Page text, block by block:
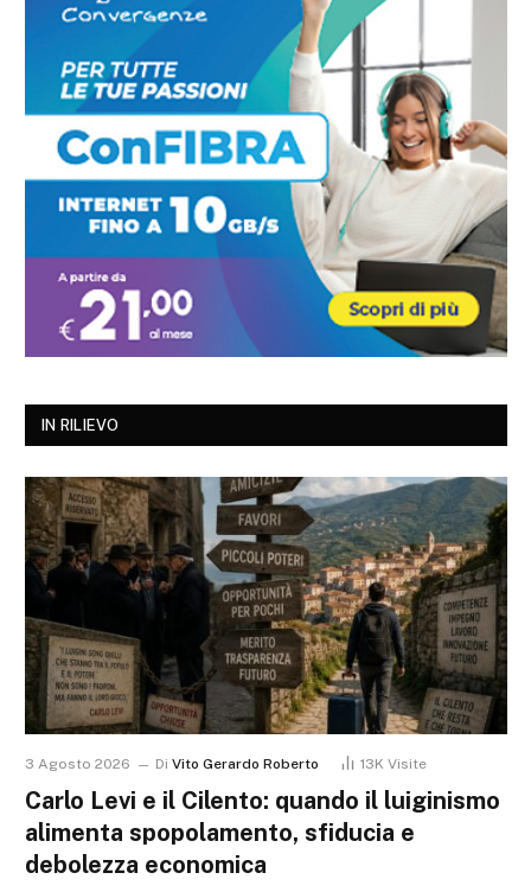
IN RILIEVO
3 Agosto 2026 Di Vito Gerardo Roberto 13K Visite
Carlo Levi e il Cilento: quando il luiginismo
alimenta spopolamento, sfiducia e
debolezza economica